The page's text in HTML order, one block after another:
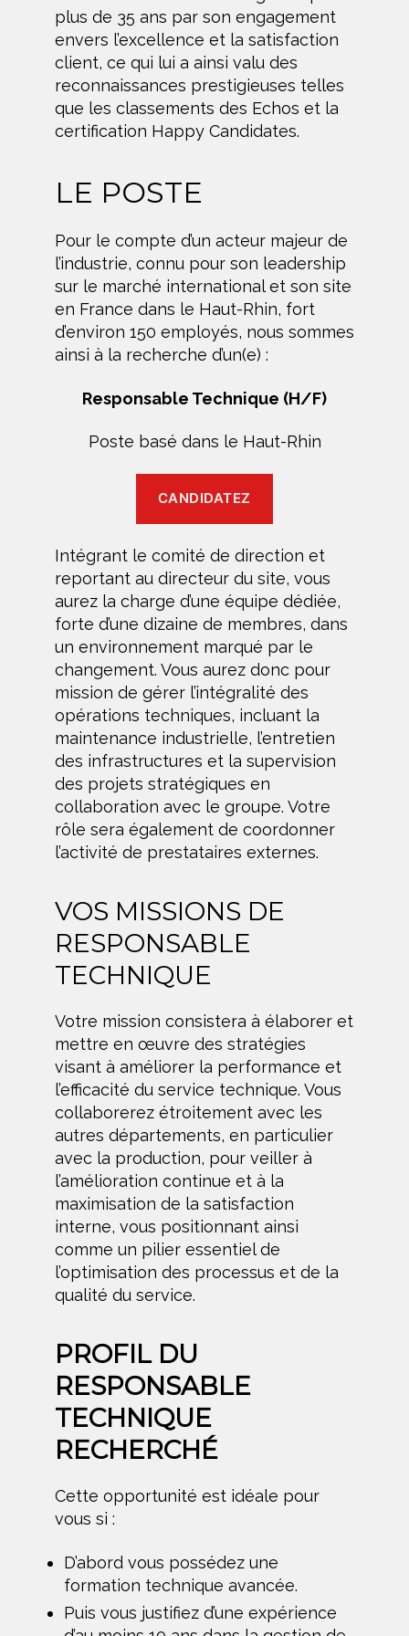
plus de 35 ans par son engagement
envers l’excellence et la satisfaction
client, ce qui lui a ainsi valu des
reconnaissances prestigieuses telles
que les classements des Echos et la
certification Happy Candidates.
LE POSTE
Pour le compte d’un acteur majeur de
l’industrie, connu pour son leadership
sur le marché international et son site
en France dans le Haut-Rhin, fort
d’environ 150 employés, nous sommes
ainsi à la recherche d’un(e) :
Responsable Technique (H/F)
Poste basé dans le Haut-Rhin
CANDIDATEZ
Intégrant le comité de direction et
reportant au directeur du site, vous
aurez la charge d’une équipe dédiée,
forte d’une dizaine de membres, dans
un environnement marqué par le
changement. Vous aurez donc pour
mission de gérer l’intégralité des
opérations techniques, incluant la
maintenance industrielle, l’entretien
des infrastructures et la supervision
des projets stratégiques en
collaboration avec le groupe. Votre
rôle sera également de coordonner
l’activité de prestataires externes.
VOS MISSIONS DE
RESPONSABLE
TECHNIQUE
Votre mission consistera à élaborer et
mettre en œuvre des stratégies
visant à améliorer la performance et
l’efficacité du service technique. Vous
collaborerez étroitement avec les
autres départements, en particulier
avec la production, pour veiller à
l’amélioration continue et à la
maximisation de la satisfaction
interne, vous positionnant ainsi
comme un pilier essentiel de
l’optimisation des processus et de la
qualité du service.
PROFIL DU
RESPONSABLE
TECHNIQUE
RECHERCHÉ
Cette opportunité est idéale pour
vous si :
D’abord vous possédez une
formation technique avancée.
Puis vous justifiez d’une expérience